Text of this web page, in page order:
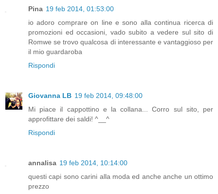
Pina 19 feb 2014, 01:53:00
io adoro comprare on line e sono alla continua ricerca di
promozioni ed occasioni, vado subito a vedere sul sito di
Romwe se trovo qualcosa di interessante e vantaggioso per
il mio guardaroba
Rispondi
Giovanna LB 19 feb 2014, 09:48:00
Mi piace il cappottino e la collana... Corro sul sito, per
approfittare dei saldi! ^__^
Rispondi
annalisa 19 feb 2014, 10:14:00
questi capi sono carini alla moda ed anche anche un ottimo
prezzo